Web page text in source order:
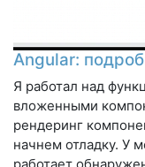
Angular:
Я работал над
вложенными
рендеринг
начнем отладку. У